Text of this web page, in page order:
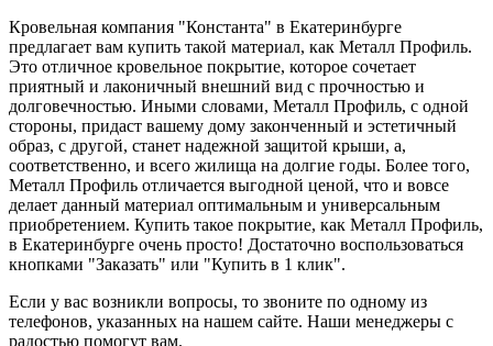
Кровельная компания "Константа" в Екатеринбурге
предлагает вам купить такой материал, как Металл Профиль.
Это отличное кровельное покрытие, которое сочетает
приятный и лаконичный внешний вид с прочностью и
долговечностью. Иными словами, Металл Профиль, с одной
стороны, придаст вашему дому законченный и эстетичный
образ, с другой, станет надежной защитой крыши, а,
соответственно, и всего жилища на долгие годы. Более того,
Металл Профиль отличается выгодной ценой, что и вовсе
делает данный материал оптимальным и универсальным
приобретением. Купить такое покрытие, как Металл Профиль,
в Екатеринбурге очень просто! Достаточно воспользоваться
кнопками "Заказать" или "Купить в 1 клик".
Если у вас возникли вопросы, то звоните по одному из
телефонов, указанных на нашем сайте. Наши менеджеры с
радостью помогут вам.